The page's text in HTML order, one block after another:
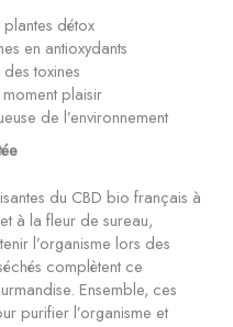
plantes détox
en antioxydants
toxines
plaisir
de l’environnement
du CBD bio français à
à la fleur de sureau,
l’organisme lors des
complètent ce
Ensemble, ces
purifier l’organisme et